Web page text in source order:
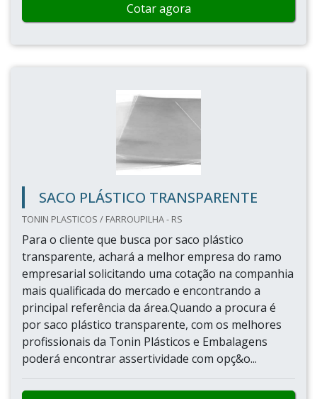
Cotar agora
SACO PLÁSTICO TRANSPARENTE
TONIN PLASTICOS / FARROUPILHA - RS
Para o cliente que busca por saco plástico
transparente, achará a melhor empresa do ramo
empresarial solicitando uma cotação na companhia
mais qualificada do mercado e encontrando a
principal referência da área.Quando a procura é
por saco plástico transparente, com os melhores
profissionais da Tonin Plásticos e Embalagens
poderá encontrar assertividade com opç&o...